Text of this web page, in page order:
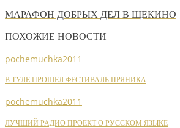
МАРАФОН ДОБРЫХ ДЕЛ В ЩЕКИНО
ПОХОЖИЕ НОВОСТИ
pochemuchka2011
В ТУЛЕ ПРОШЕЛ ФЕСТИВАЛЬ ПРЯНИКА
pochemuchka2011
ЛУЧШИЙ РАДИО ПРОЕКТ О РУССКОМ ЯЗЫКЕ